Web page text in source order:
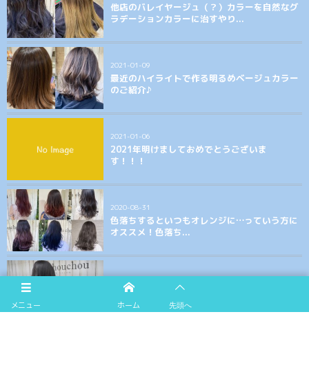
他店のバレイヤージュ（？）カラーを自然なグ
ラデーションカラーに治すやり...
2021-01-09
最近のハイライトで作る明るめベージュカラー
のご紹介♪
2021-01-06
2021年明けましておめでとうございま
す！！！
2020-08-31
色落ちするといつもオレンジに…っていう方に
オススメ！色落ち...
2020-07-31
ブリーチハイライトで赤みを消去！外国人風ア
ッシュベージュの作り方。
メニュー ホーム 先頭へ